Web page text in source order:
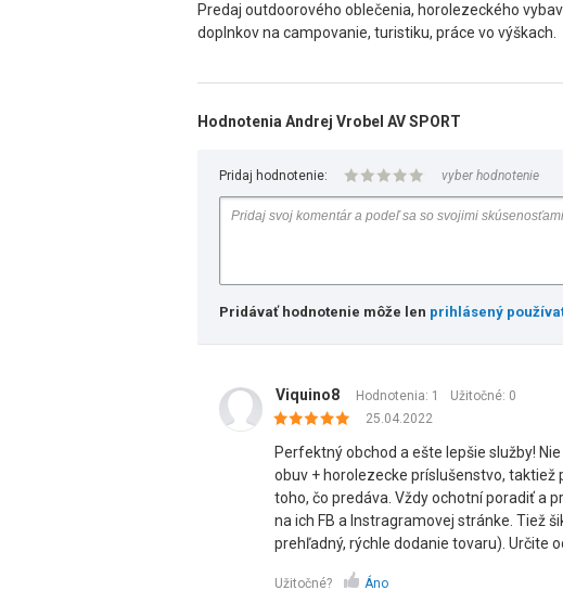
Predaj outdoorového oblečenia, horolezeckého
doplnkov na campovanie, turistiku, práce vo výškach.
Hodnotenia Andrej Vrobel AV SPORT
Pridaj hodnotenie: vyber hodnotenie
Pridávať hodnotenie môže len prihlásený
Viquino8 Hodnotenia: 1 Užitočné: 0
25.04.2022
Perfektný obchod a ešte lepšie služby!
obuv + horolezecke príslušenstvo, taktiež
toho, čo predáva. Vždy ochotní poradiť a
na ich FB a Instragramovej stránke. Tiež
prehľadný, rýchle dodanie tovaru). Určite
Užitočné? Áno